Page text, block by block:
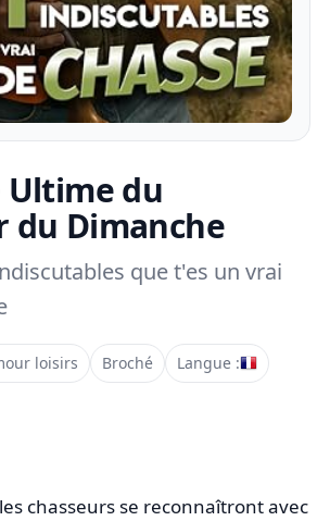
Ultime du
du Dimanche
que t'es un vrai
loisirs Broché
Langue :
chasseurs se reconnaîtront avec